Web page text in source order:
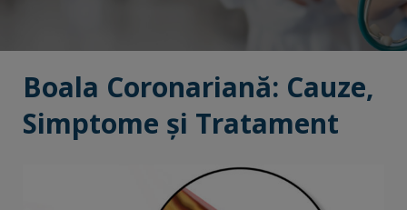
Boala Coronariană: Cauze,
Simptome și Tratament